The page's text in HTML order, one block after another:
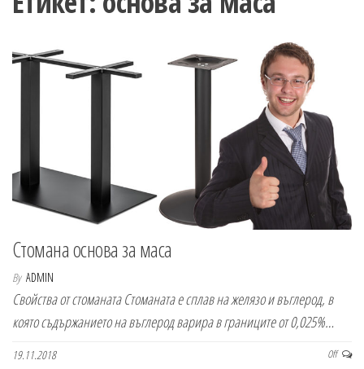
Стомана основа за маса
By ADMIN
Свойства от стоманата Стоманата е сплав на желязо и въглерод, в
която съдържанието на въглерод варира в границите от 0,025%…
19.11.2018 Off